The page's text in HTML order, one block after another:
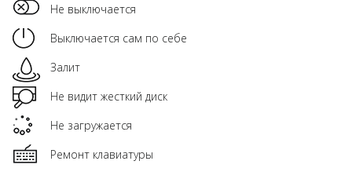
Не выключается
Выключается сам по себе
Залит
Не видит жесткий диск
Не загружается
Ремонт клавиатуры